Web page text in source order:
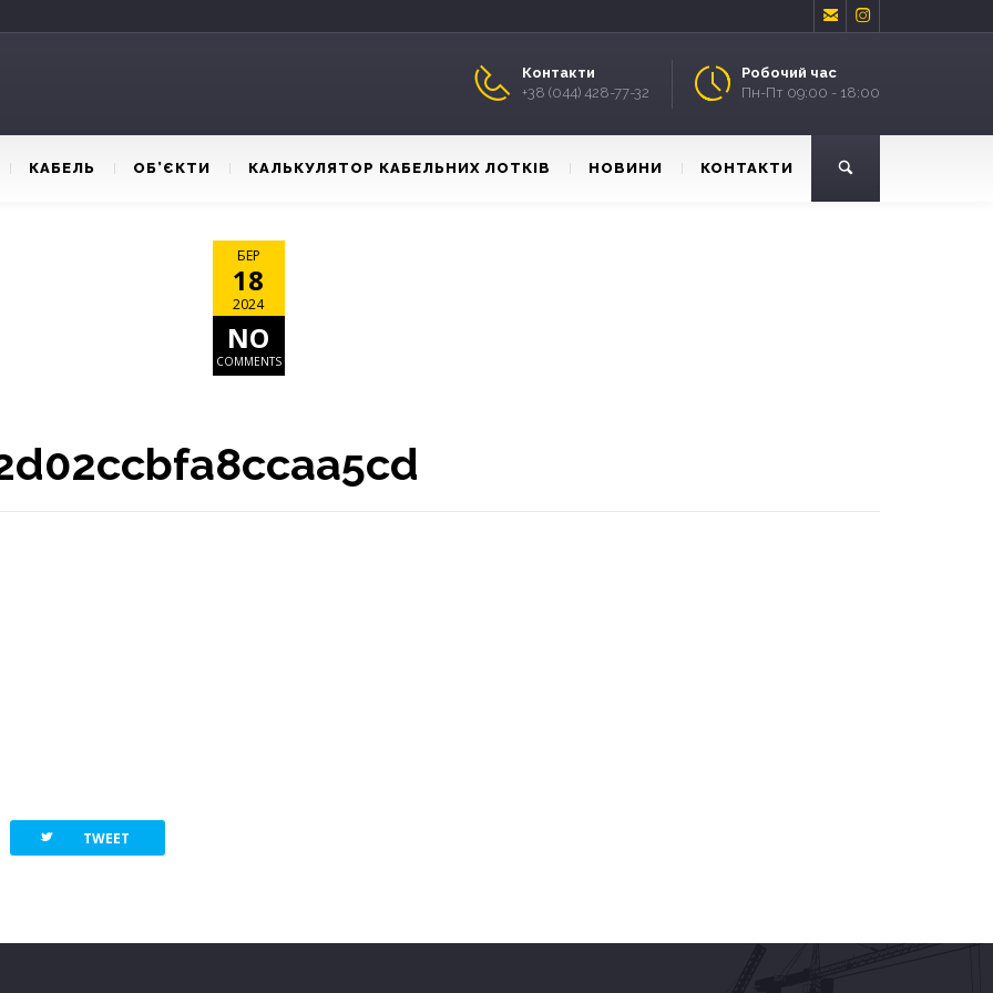
 
Робочий час
Пн-Пт 09:00 - 18:00
Контакти
+38 (044) 428-77-32
КАБЕЛЬ ОБ’ЄКТИ КАЛЬКУЛЯТОР КАБЕЛЬНИХ ЛОТКІВ НОВИНИ КОНТАКТИ
БЕР
18
2024
NO
COMMENTS
twitterbird TWEET